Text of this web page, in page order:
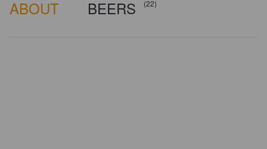
ABOUT BEERS (22)